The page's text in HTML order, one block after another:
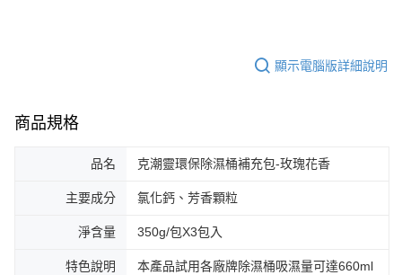
顯示電腦版詳細說明
商品規格
品名 克潮靈環保除濕桶補充包-玫瑰花香
主要成分 氯化鈣、芳香顆粒
淨含量 350g/包X3包入
特色說明 本產品試用各廠牌除濕桶吸濕量可達660ml